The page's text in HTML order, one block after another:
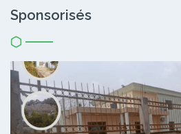
Sponsorisés